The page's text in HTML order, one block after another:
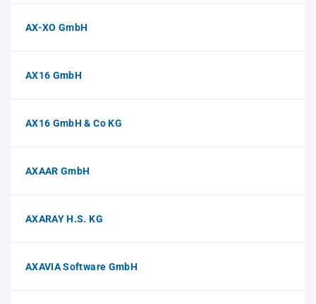
AX-XO GmbH
AX16 GmbH
AX16 GmbH & Co KG
AXAAR GmbH
AXARAY H.S. KG
AXAVIA Software GmbH